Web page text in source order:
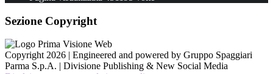
Sezione Copyright
Copyright 2026 | Engineered and powered by Gruppo Spaggiari
Parma S.p.A. | Divisione Publishing & New Social Media